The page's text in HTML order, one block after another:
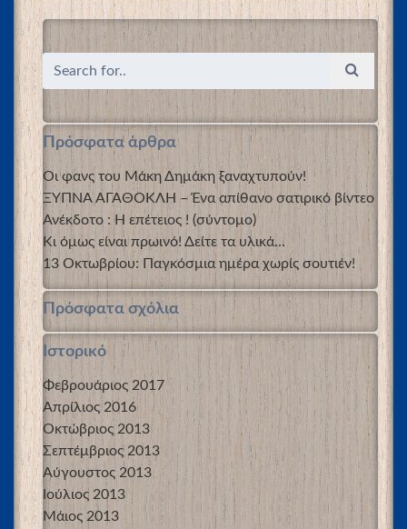
Πρόσφατα άρθρα
Οι φανς του Μάκη Δημάκη ξαναχτυπούν!
ΞΥΠΝΑ ΑΓΑΘΟΚΛΗ – Ένα απίθανο σατιρικό βίντεο
Ανέκδοτο : Η επέτειος ! (σύντομο)
Κι όμως είναι πρωινό! Δείτε τα υλικά…
13 Οκτωβρίου: Παγκόσμια ημέρα χωρίς σουτιέν!
Πρόσφατα σχόλια
Ιστορικό
Φεβρουάριος 2017
Απρίλιος 2016
Οκτώβριος 2013
Σεπτέμβριος 2013
Αύγουστος 2013
Ιούλιος 2013
Μάιος 2013